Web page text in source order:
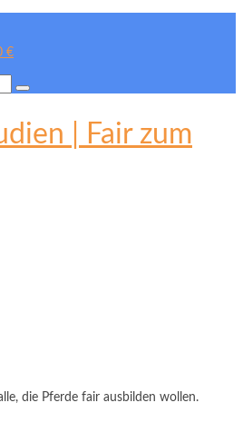
€
die Pferde fair ausbilden wollen.